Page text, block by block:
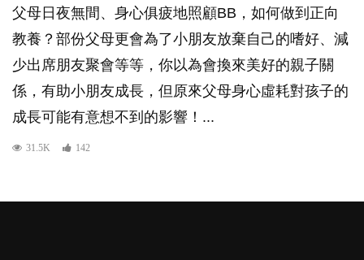
父母日夜無間、身心俱疲地照顧BB，如何做到正向
教養？部份父母更會為了小朋友放棄自己的嗜好、減
少出席朋友聚會等等，你以為會換來美好的親子關
係，有助小朋友成長，但原來父母身心虛耗對孩子的
成長可能有意想不到的影響！...
31.5K 142